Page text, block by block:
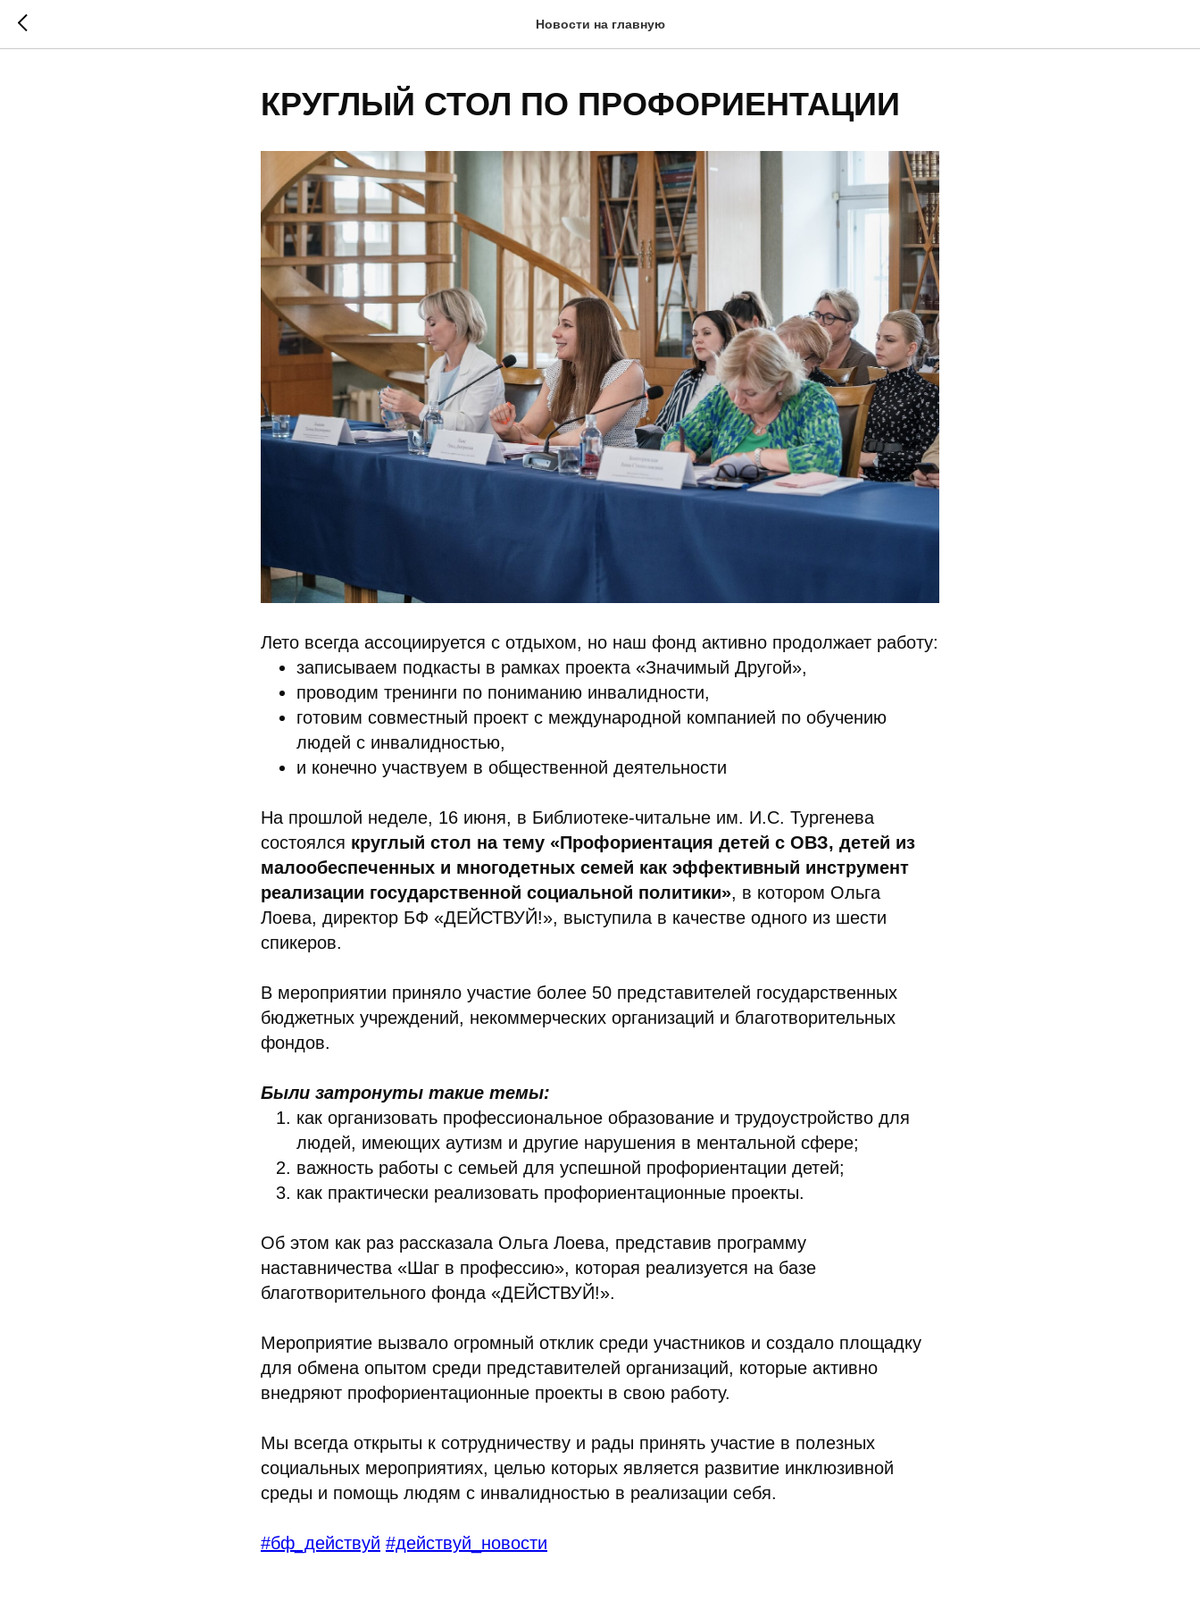
Новости на главную
КРУГЛЫЙ СТОЛ ПО ПРОФОРИЕНТАЦИИ
Лето всегда ассоциируется с отдыхом, но наш фонд активно продолжает работу:
записываем подкасты в рамках проекта «Значимый Другой»,
проводим тренинги по пониманию инвалидности,
готовим совместный проект с международной компанией по обучению
людей с инвалидностью,
и конечно участвуем в общественной деятельности
На прошлой неделе, 16 июня, в Библиотеке-читальне им. И.С. Тургенева
состоялся круглый стол на тему «Профориентация детей с ОВЗ, детей из
малообеспеченных и многодетных семей как эффективный инструмент
реализации государственной социальной политики», в котором Ольга
Лоева, директор БФ «ДЕЙСТВУЙ!», выступила в качестве одного из шести
спикеров.
В мероприятии приняло участие более 50 представителей государственных
бюджетных учреждений, некоммерческих организаций и благотворительных
фондов.
Были затронуты такие темы:
как организовать профессиональное образование и трудоустройство для
людей, имеющих аутизм и другие нарушения в ментальной сфере;
важность работы с семьей для успешной профориентации детей;
как практически реализовать профориентационные проекты.
Об этом как раз рассказала Ольга Лоева, представив программу
наставничества «Шаг в профессию», которая реализуется на базе
благотворительного фонда «ДЕЙСТВУЙ!».
Мероприятие вызвало огромный отклик среди участников и создало площадку
для обмена опытом среди представителей организаций, которые активно
внедряют профориентационные проекты в свою работу.
Мы всегда открыты к сотрудничеству и рады принять участие в полезных
социальных мероприятиях, целью которых является развитие инклюзивной
среды и помощь людям с инвалидностью в реализации себя.
#бф_действуй #действуй_новости